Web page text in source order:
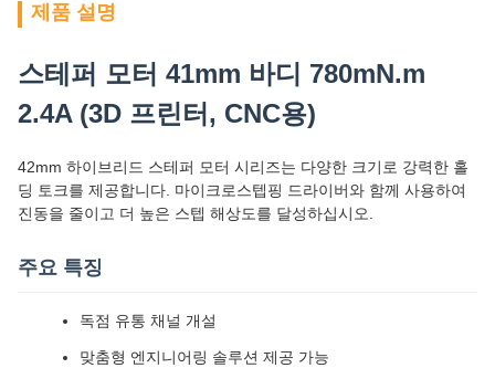
제품 설명
스테퍼 모터 41mm 바디 780mN.m
2.4A (3D 프린터, CNC용)
42mm 하이브리드 스테퍼 모터 시리즈는 다양한 크기로 강력한 홀
딩 토크를 제공합니다. 마이크로스텝핑 드라이버와 함께 사용하여
진동을 줄이고 더 높은 스텝 해상도를 달성하십시오.
주요 특징
독점 유통 채널 개설
맞춤형 엔지니어링 솔루션 제공 가능